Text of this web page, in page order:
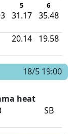
5 6
31.17 35.48
20.14 19.58
18/5 19:00
heat
SB